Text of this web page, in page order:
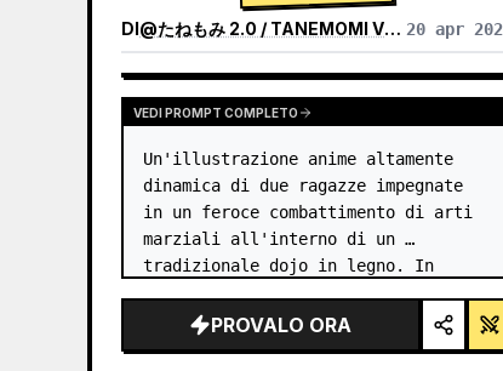
DI@たねもみ 2.0 / TANEMOMI VER2.0 20 apr
VEDI PROMPT COMPLETO
Un'illustrazione anime altamente
dinamica di due ragazze impegnate
in un feroce combattimento di arti
marziali all'interno di un
tradizionale dojo in legno. In
{argument name="character 1 hair"
default="capelli neri raccolti in
PROVALO ORA